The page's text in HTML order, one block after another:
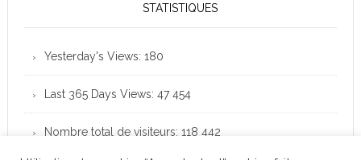
STATISTIQUES
Yesterday's Views: 180
Last 365 Days Views: 47 454
Nombre total de visiteurs: 118 442